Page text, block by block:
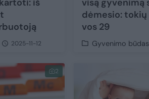
iš
2025-11-12
visą gyvenimą
dėmesio:
vos 29
Gyvenimo būdas
2